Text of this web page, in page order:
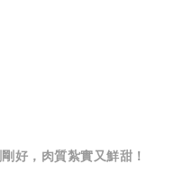
好，肉質紮實又鮮甜！